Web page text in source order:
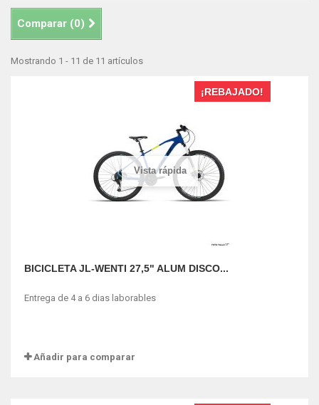
Comparar (0)
Mostrando 1 - 11 de 11 artículos
Vista rápida
¡REBAJADO!
BICICLETA JL-WENTI 27,5" ALUM DISCO...
Entrega de 4 a 6 dias laborables
Añadir para comparar